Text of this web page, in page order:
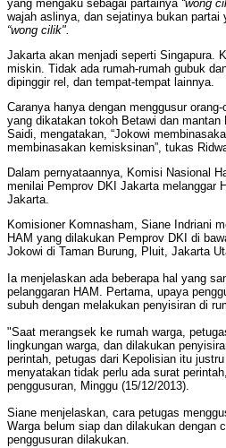
yang mengaku sebagai partainya “wong
wajah aslinya, dan sejatinya bukan partai
“wong cilik".
Jakarta akan menjadi seperti Singapura.
miskin. Tidak ada rumah-rumah gubuk
dipinggir rel, dan tempat-tempat lainnya.
Caranya hanya dengan menggusur
yang dikatakan tokoh Betawi dan
Saidi, mengatakan, “Jokowi
membinasakan kemisksinan”, tukas
Dalam pernyataannya, Komisi Nasional
menilai Pemprov DKI Jakarta melanggar
Jakarta.
Komisioner Komnasham, Siane Indriani
HAM yang dilakukan Pemprov DKI di
Jokowi di Taman Burung, Pluit, Jakarta
Ia menjelaskan ada beberapa hal yang
pelanggaran HAM. Pertama, upaya
subuh dengan melakukan penyisiran di
"Saat merangsek ke rumah warga,
lingkungan warga, dan dilakukan
perintah, petugas dari Kepolisian itu
menyatakan tidak perlu ada surat
penggusuran, Minggu (15/12/2013).
Siane menjelaskan, cara petugas
Warga belum siap dan dilakukan dengan
penggusuran dilakukan.